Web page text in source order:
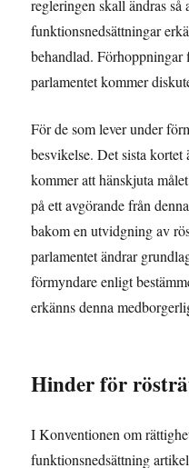
regleringen skall ändras så
funktionsnedsättningar
behandlad. Förhoppningar
parlamentet kommer
För de som lever under
besvikelse. Det sista
kommer att hänskjuta
på ett avgörande från
bakom en utvidgning av
parlamentet ändrar
förmyndare enligt
erkänns denna
Hinder för
I Konventionen om
funktionsnedsättning